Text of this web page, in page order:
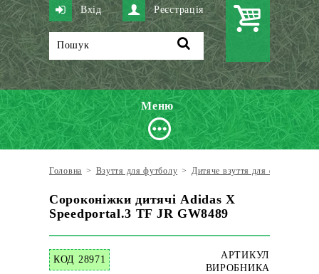
Вхід Реєстрація
Меню
Головна > Взуття для футболу > Дитяче взуття для футболу
Сороконіжки дитячі Adidas X
Speedportal.3 TF JR GW8489
КОД 28971
АРТИКУЛ
ВИРОБНИКА